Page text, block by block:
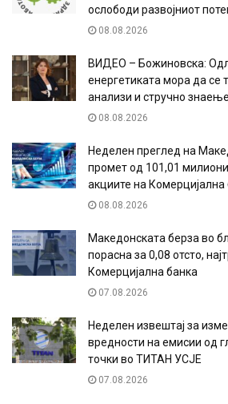
ослободи развојниот
08.08.2026
ВИДЕО – Божиновска:
енергетиката мора да се
анализи и стручно знаење
08.08.2026
Неделен преглед на
промет од 101,01
акциите на Комерцијална
08.08.2026
Македонската берза во
порасна за 0,08 отсто,
Комерцијална банка
07.08.2026
Неделен извештај за
вредности на емисии од
точки во ТИТАН УСЈЕ
07.08.2026